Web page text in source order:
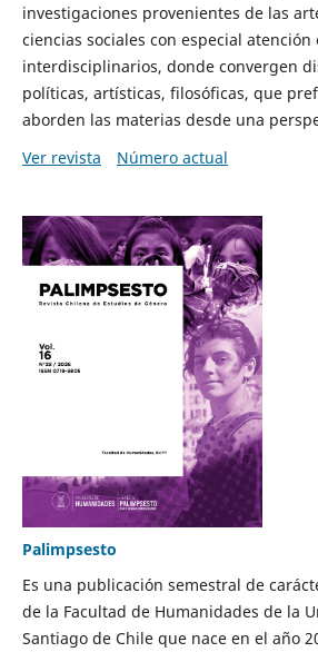
investigaciones provenientes de las
ciencias sociales con especial atención
interdisciplinarios, donde convergen
políticas, artísticas, filosóficas, que
aborden las materias desde una
Ver revista
Número actual
Palimpsesto
Es una publicación semestral de
de la Facultad de Humanidades de la
Santiago de Chile que nace en el año